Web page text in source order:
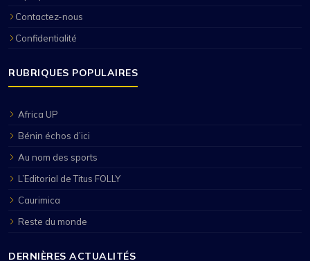
Contactez-nous
Confidentialité
RUBRIQUES POPULAIRES
Africa UP
Bénin échos d’ici
Au nom des sports
L’Editorial de Titus FOLLY
Caurimica
Reste du monde
DERNIÈRES ACTUALITÉS